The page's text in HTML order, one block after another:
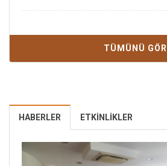
TÜMÜNÜ GÖR
HABERLER ETKINLIKLER